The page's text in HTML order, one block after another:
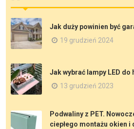
Jak duży powinien być
19 grudzień 2024
Jak wybrać lampy LED
13 grudzień 2023
Podwaliny z PET.
ciepłego montażu okien i